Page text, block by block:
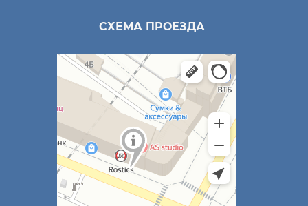
СХЕМА ПРОЕЗДА